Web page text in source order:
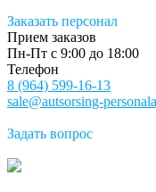
Заказать персонал
Прием заказов
Пн-Пт с 9:00 до 18:00
Телефон
8 (964) 599-16-13
sale@autsorsing-
Задать вопрос